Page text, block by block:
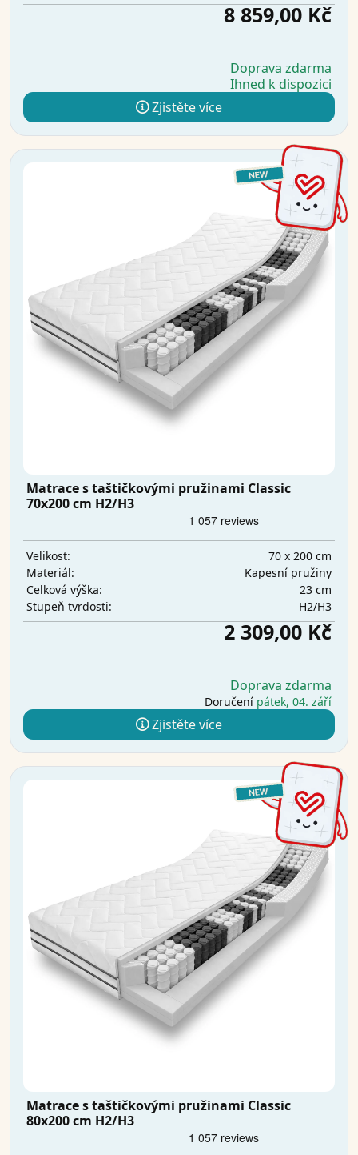
8 859,00 Kč
Doprava zdarma
Ihned k dispozici
Zjistěte více
Matrace s taštičkovými pružinami Classic
70x200 cm H2/H3
Velikost:
70 x 200 cm
Materiál:
Kapesní pružiny
Celková výška:
23 cm
Stupeň tvrdosti:
H2/H3
2 309,00 Kč
Doprava zdarma
Doručení pátek, 04. září
Zjistěte více
Matrace s taštičkovými pružinami Classic
80x200 cm H2/H3